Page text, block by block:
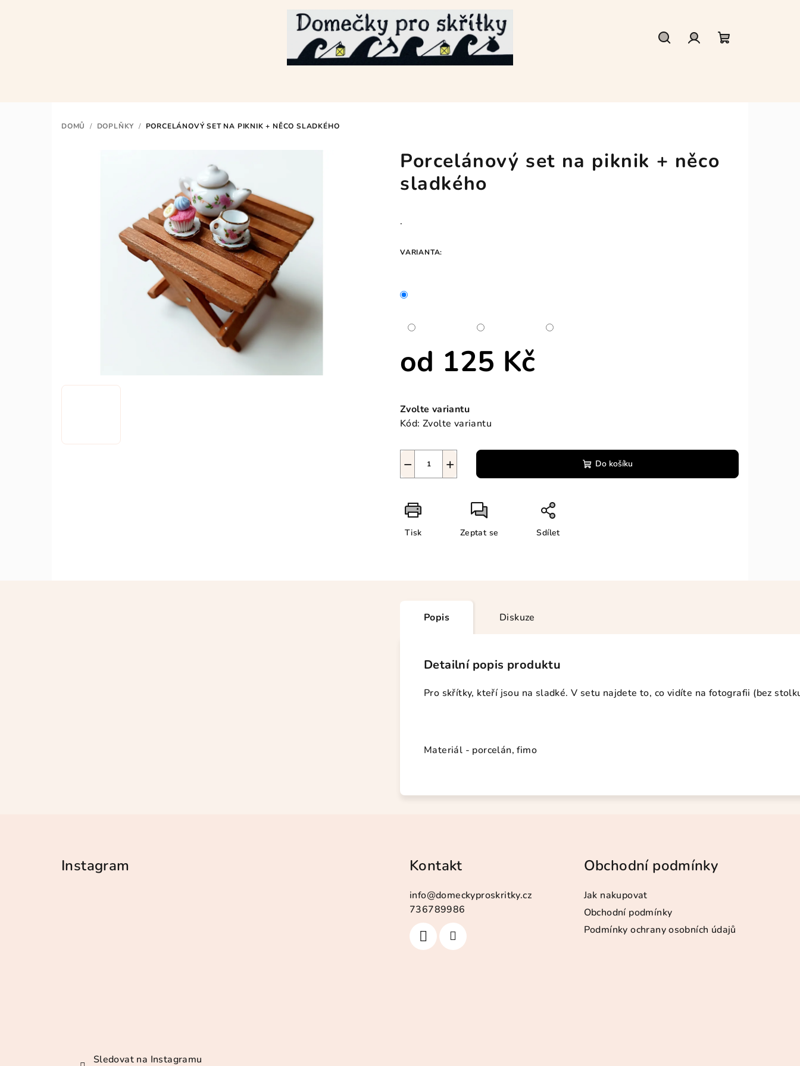
DOMŮ / DOPLŇKY / PORCELÁNOVÝ SET NA PIKNIK + NĚCO SLADKÉHO
Porcelánový set na piknik + něco
sladkého
.
VARIANTA:
od 125 Kč
cena:
Zvolte variantu
Kód: Zvolte variantu
+
− Do košíku
Tisk Zeptat se Sdílet
Popis Diskuze
Detailní popis produktu
Pro skřítky, kteří jsou na sladké. V setu najdete to, co vidíte na fotografii (bez
Materiál - porcelán, fimo
Instagram
Sledovat na Instagramu
Kontakt
info@domeckyproskritky.cz
736789986
Obchodní podmínky
Jak nakupovat
Obchodní podmínky
Podmínky ochrany osobních údajů